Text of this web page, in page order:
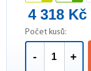
4 318 Kč
Počet kusů:
- +